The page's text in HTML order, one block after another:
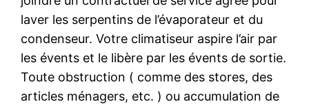
laver les serpentins de l’évaporateur et du
condenseur. Votre climatiseur aspire l’air par
les évents et le libère par les évents de sortie.
Toute obstruction ( comme des stores, des
articles ménagers, etc. ) ou accumulation de